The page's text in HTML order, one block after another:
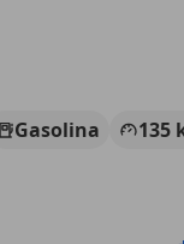
Gasolina
135